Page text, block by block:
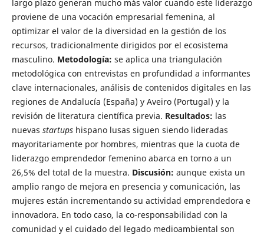
largo plazo generan mucho más valor cuando este liderazgo
proviene de una vocación empresarial femenina, al
optimizar el valor de la diversidad en la gestión de los
recursos, tradicionalmente dirigidos por el ecosistema
masculino. Metodología: se aplica una triangulación
metodológica con entrevistas en profundidad a informantes
clave internacionales, análisis de contenidos digitales en las
regiones de Andalucía (España) y Aveiro (Portugal) y la
revisión de literatura científica previa. Resultados: las
nuevas startupshispano lusas siguen siendo lideradas
mayoritariamente por hombres, mientras que la cuota de
liderazgo emprendedor femenino abarca en torno a un
26,5% del total de la muestra. Discusión: aunque exista un
amplio rango de mejora en presencia y comunicación, las
mujeres están incrementando su actividad emprendedora e
innovadora. En todo caso, la co-responsabilidad con la
comunidad y el cuidado del legado medioambiental son